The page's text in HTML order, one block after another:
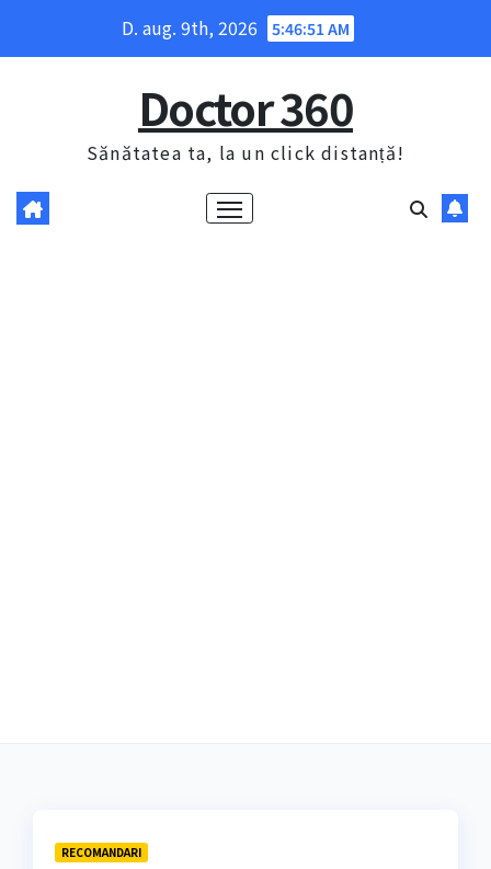
D. aug. 9th, 2026 5:46:52 AM
Doctor 360
Sănătatea ta, la un click distanță!
RECOMANDARI